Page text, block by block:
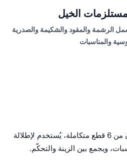
الخيل
للخيل 6 قطع يشمل الرشمة والمقود والشكيمة والصدرية
والمناسبات
طقم تزيين وتحكّم للخيل مكوّن من 6 قطع متكاملة، يُستخدم لإطلالة
ويجمع بين الزينة والتحكّم.